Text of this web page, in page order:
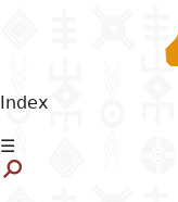
principal
to
search
Index
☰